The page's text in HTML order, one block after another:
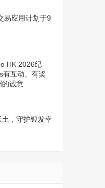
易应用计划于9
HK 2026纪
有互动、有奖
的诚意
，守护银发幸